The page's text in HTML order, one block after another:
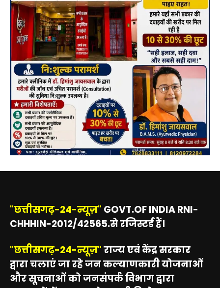
"छत्तीसगढ़-24-न्यूज़" GOVT.OF INDIA RNI-
CHHHIN-2012/42565.से रजिस्टर्ड हैं।
"छत्तीसगढ़-24-न्यूज़"राज्य एवं केंद्र सरकार
द्वारा चलाएं जा रहे जन कल्याणकारी योजनाओं
और सूचनाओं को जनसंपर्क विभाग द्वारा